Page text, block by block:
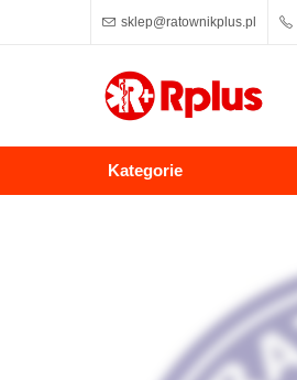
sklep@ratownikplus.pl
Kategorie